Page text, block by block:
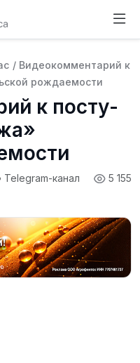
/ Видеокомментарий к
рождаемости
к посту-
5 155
Telegram-канал